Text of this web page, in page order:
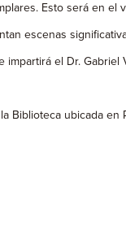
Esto será en el
escenas
el Dr. Gabriel
Biblioteca ubicada